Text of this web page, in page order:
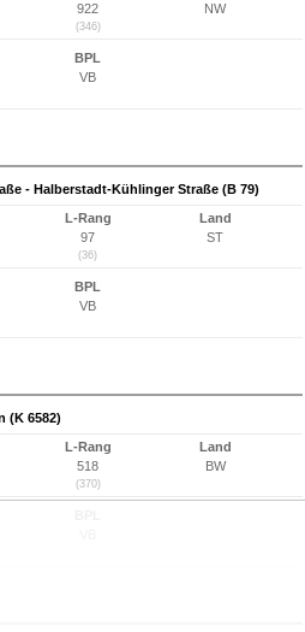
922
(346)
NW
BPL
VB
- Halberstadt-Kühlinger Straße (B 79)
L-Rang
97
(36)
Land
ST
BPL
VB
(K 6582)
L-Rang
518
(370)
Land
BW